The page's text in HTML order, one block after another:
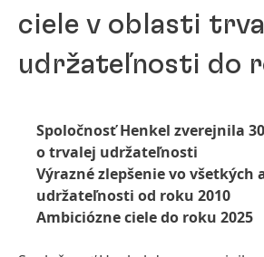
ciele v oblasti
udržateľnosti do
Spoločnosť Henkel zverejnila
o trvalej udržateľnosti
Výrazné zlepšenie vo všetkých
udržateľnosti od roku 2010
Ambiciózne ciele do roku 2025